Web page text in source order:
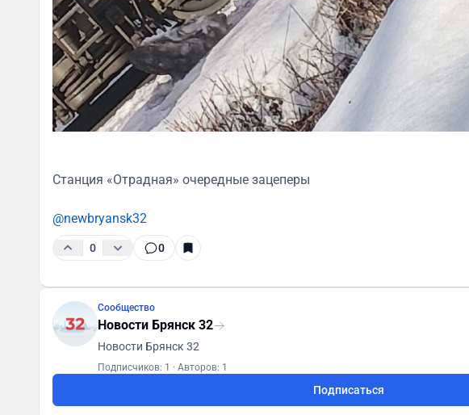
Станция «Отрадная» очередные зацеперы
@newbryansk32
0 0
Сообщество
Новости Брянск 32
Новости Брянск 32
Подписчиков: 1 · Авторов: 1
Подписаться